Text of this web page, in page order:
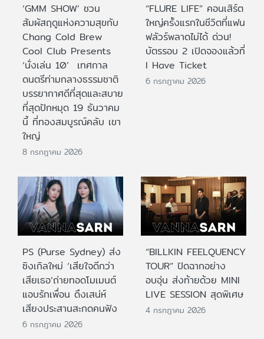
‘GMM SHOW’ ชวน
สัมผัสฤดูแห่งความสุขกับ
Chang Cold Brew
Cool Club Presents
‘นั่งเล่น 10’ เทศกาล
ดนตรีท่ามกลางธรรมชาติ
บรรยากาศดีที่สุดและสบาย
ที่สุดปักหมุด 19 ธันวาคม
นี้ ที่ทองสมบูรณ์คลับ เขา
ใหญ่
8 กรกฎาคม 2026
“FLURE LIFE” คอนเสิร์ต
ใหญ่ครั้งแรกในชีวิตที่แฟน
ฟลัวร์พลาดไม่ได้ ด่วน!
บัตรรอบ 2 เปิดจองแล้วที่
I Have Ticket
6 กรกฎาคม 2026
PS (Purse Sydney) ส่ง
ซิงเกิลใหม่ ‘เสียใจดีกว่า
เสียเธอ’ถ่ายทอดโมเมนต์
แอบรักเพื่อน ดึงเสน่ห์
เสียงประสานสะกดคนฟัง
6 กรกฎาคม 2026
“BILLKIN FEELQUENCY
TOUR” ปิดฉากอย่าง
อบอุ่น ส่งท้ายด้วย MINI
LIVE SESSION สุดพิเศษ
4 กรกฎาคม 2026